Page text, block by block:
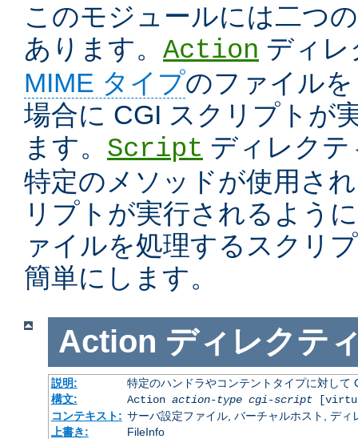
このモジュールには二つ
あります。 Action ディ
MIME タイプのファイル
場合に CGI スクリプトが
ます。 Script ディレク
特定のメソッドが使用さ
リプトが実行されるよう
ァイルを処理するスクリ
簡単にします。
Action ディレクテ
説明:
特定のハンドラやコンテントタイプに対して
構文:
Action action-type cgi-script
コンテキスト: サーバ設定ファイル, バーチャルホスト, ディ
上書き:
FileInfo